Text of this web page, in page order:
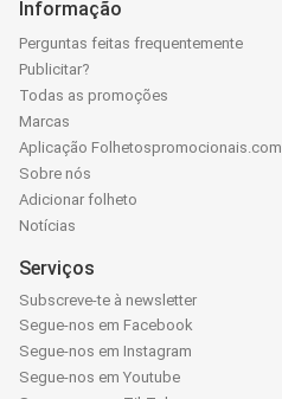
Informação
Perguntas feitas frequentemente
Publicitar?
Todas as promoções
Marcas
Aplicação Folhetospromocionais.com
Sobre nós
Adicionar folheto
Notícias
Serviços
Subscreve-te à newsletter
Segue-nos em Facebook
Segue-nos em Instagram
Segue-nos em Youtube